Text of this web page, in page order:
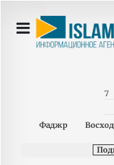
7
Фаджр
Восход